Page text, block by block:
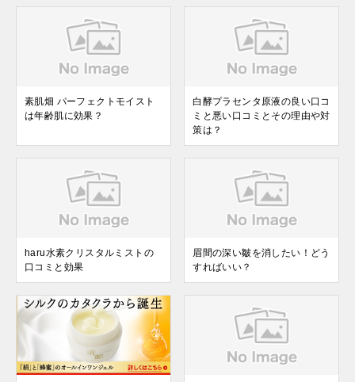
素肌畑 パーフェクトモイスト
は年齢肌に効果？
白酵プラセンタ原液の良い口コ
ミと悪い口コミとその理由や対
策は？
haru水素クリスタルミストの
口コミと効果
眉間の深い皺を消したい！どう
すればいい？